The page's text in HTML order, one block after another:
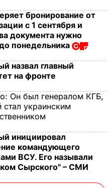
бронирование от
с 1 сентября и
документа нужно
понедельника
назвал главный
на фронте
Он был генералом КГБ,
стал украинским
инициировал
командующего
ВСУ. Его называли
Сырского" – СМИ